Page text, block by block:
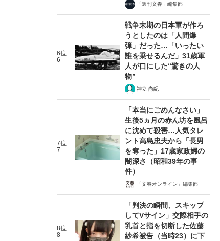
「週刊文春」編集部
6位
6
戦争末期の日本軍が作ろ
うとしたのは「人間爆
弾」だった…「いったい
誰を乗せるんだ」31歳軍
人が口にした“驚きの人
物”
神立 尚紀
7位
7
「本当にごめんなさい」
生後5ヵ月の赤ん坊を風呂
に沈めて殺害…人気タレ
ント高島忠夫から「長男
を奪った」17歳家政婦の
闇深さ（昭和39年の事
件）
「文春オンライン」編集部
8位
8
「判決の瞬間、スキップ
してVサイン」交際相手の
乳首と指を切断した佐藤
紗希被告（当時23）に下